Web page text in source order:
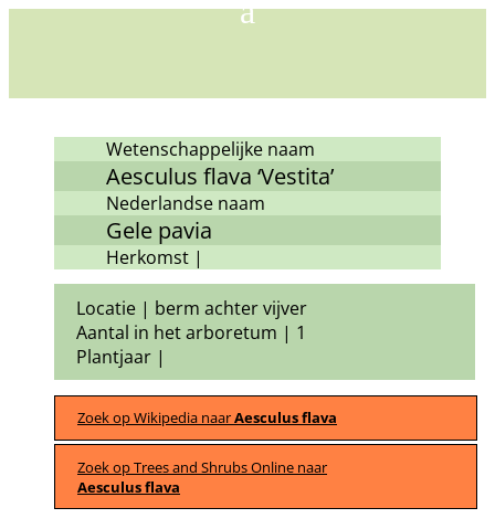
Wetenschappelijke naam
Aesculus flava ‘Vestita’
Nederlandse naam
Gele pavia
Herkomst |
Locatie | berm achter vijver
Aantal in het arboretum | 1
Plantjaar |
Zoek op Wikipedia naarAesculus flava
Zoek op Trees and Shrubs Online naar
Aesculus flava